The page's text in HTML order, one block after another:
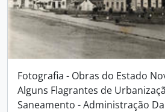
Fotografia - Obras do Estado
Alguns Flagrantes de
Saneamento - Administração